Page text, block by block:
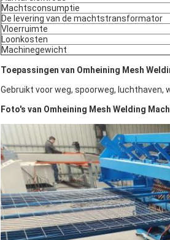
Machtsconsumptie
De levering van de machtstransformator
Vloerruimte
Loonkosten
Machinegewicht
Toepassingen van Omheining Mesh
Gebruikt voor weg, spoorweg, luchthaven,
Foto's van Omheining Mesh Welding